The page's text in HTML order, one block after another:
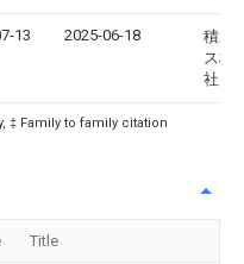
13 2025-06-18
積水
ス株
社
‡ Family to family citation
Title